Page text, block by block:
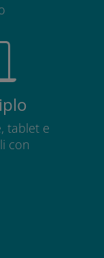
tablet e
con